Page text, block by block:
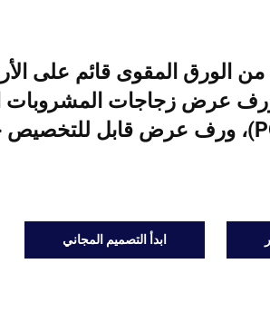
الورق المقوى قائم على
ورف عرض زجاجات المشروبات
ابدأ التصميم المجاني